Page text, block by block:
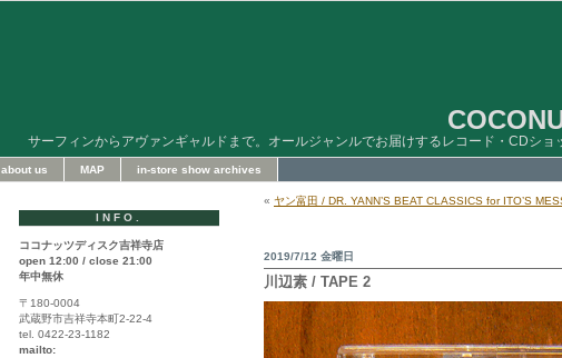
サーフィンからアヴァンギャルドまで。オールジャンルでお届けするレコード・CDシ
about us MAP in-store show archives
« ヤン富田 / DR. YANN’S BEAT CLASSICS for ITO’S
2019/7/12 金曜日
川辺素 / TAPE 2
INFO.
ココナッツディスク吉祥寺店
open 12:00 / close 21:00
年中無休
〒180-0004
武蔵野市吉祥寺本町2-22-4
tel. 0422-23-1182
mailto: